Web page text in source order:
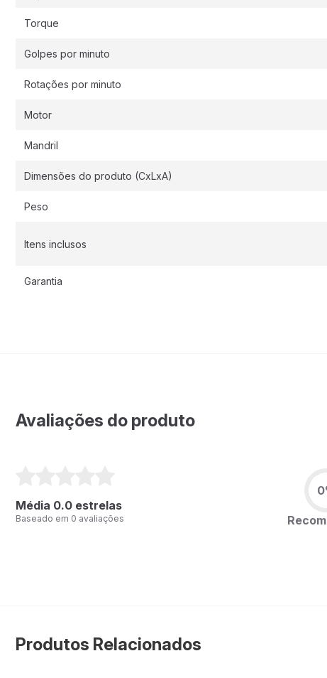
Torque
Golpes por minuto
Rotações por minuto
Motor
Mandril
Dimensões do produto (CxLxA)
Peso
Itens inclusos
Garantia
Avaliações do produto
Média 0.0 estrelas
Baseado em 0 avaliações
Produtos Relacionados